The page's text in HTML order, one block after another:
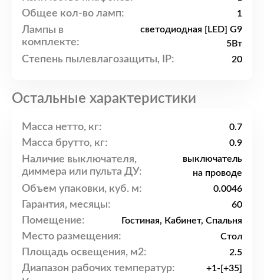
Общее кол-во ламп: 1
Лампы в
комплекте:
светодиодная [LED] G9
5Вт
Степень пылевлагозащиты, IP: 20
Остальные характеристики
Масса нетто, кг: 0.7
Масса брутто, кг: 0.9
Наличие выключателя,
диммера или пульта ДУ:
выключатель
на проводе
Объем упаковки, куб. м: 0.0046
Гарантия, месяцы: 60
Помещение: Гостиная, Кабинет, Спальня
Место размещения: Стол
Площадь освещения, м2: 2.5
Диапазон рабочих температур: +1-[+35]